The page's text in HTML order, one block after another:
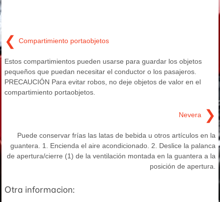
❮ Compartimiento portaobjetos
Estos compartimientos pueden usarse para guardar los objetos
pequeños que puedan necesitar el conductor o los pasajeros.
PRECAUCIÓN Para evitar robos, no deje objetos de valor en el
compartimiento portaobjetos.
Nevera ❯
Puede conservar frías las latas de bebida u otros artículos en la
guantera. 1. Encienda el aire acondicionado. 2. Deslice la palanca
de apertura/cierre (1) de la ventilación montada en la guantera a la
posición de apertura.
Otra informacion: